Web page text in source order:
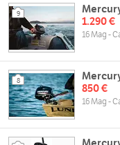
9
1.290 €
16 Mag -
8
850 €
16 Mag -